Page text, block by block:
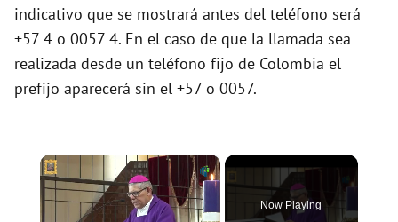
indicativo que se mostrará antes del teléfono será
+57 4 o 0057 4. En el caso de que la llamada sea
realizada desde un teléfono fijo de Colombia el
prefijo aparecerá sin el +57 o 0057.
×
Now Playing